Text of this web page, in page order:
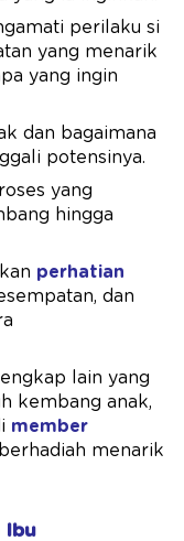
perilaku si
yang menarik
yang ingin
dan bagaimana
potensinya.
yang
hingga
perhatian
dan
lain yang
kembang anak,
member
menarik
Ibu